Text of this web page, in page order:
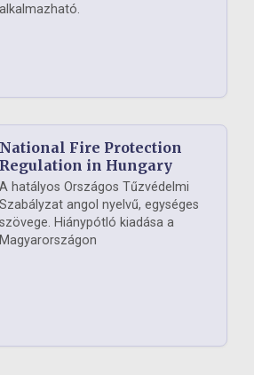
alkalmazható.
National Fire Protection
Regulation in Hungary
A hatályos Országos Tűzvédelmi
Szabályzat angol nyelvű, egységes
szövege. Hiánypótló kiadása a
Magyarországon